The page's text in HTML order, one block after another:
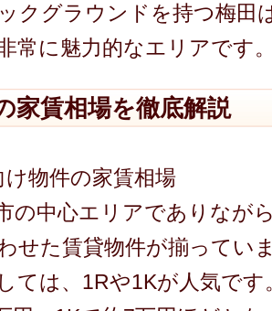
クグラウンドを持つ梅田
常に魅力的なエリアです
家賃相場を徹底解説
物件の家賃相場
の中心エリアでありなが
せた賃貸物件が揃ってい
ては、1Rや1Kが人気で